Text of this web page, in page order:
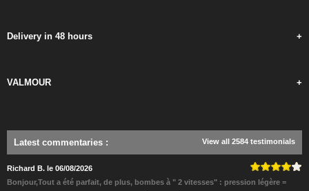
Delivery in 48 hours +
VALMOUR +
Latest commentaries : View all 2584 testimonials
Richard B. le 06/08/2026
Bonjour,Tout a été parfait, de plus, bombes à " 2 vitesses" : pression légère =